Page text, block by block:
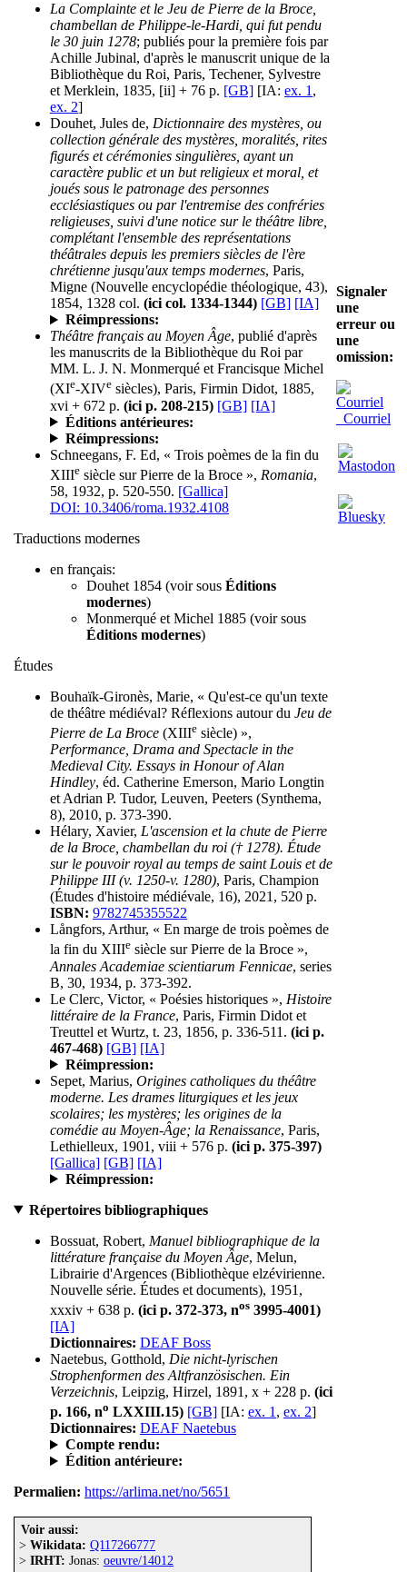
La Complainte et le Jeu de Pierre de la Broce,
chambellan de Philippe-le-Hardi, qui fut pendu
le 30 juin 1278; publiés pour la première fois par
Achille Jubinal, d'après le manuscrit unique de la
Bibliothèque du Roi, Paris, Techener, Sylvestre
et Merklein, 1835, [ii] + 76 p. [GB] [IA: ex. 1 ,
ex. 2]
Douhet, Jules de, Dictionnaire des mystères, ou
collection générale des mystères, moralités, rites
figurés et cérémonies singulières, ayant un
caractère public et un but religieux et moral, et
joués sous le patronage des personnes
ecclésiastiques ou par l'entremise des confréries
religieuses, suivi d'une notice sur le théâtre libre,
complétant l'ensemble des représentations
théâtrales depuis les premiers siècles de l'ère
chrétienne jusqu'aux temps modernes, Paris,
Migne (Nouvelle encyclopédie théologique, 43),
1854, 1328 col. (ici col. 1334-1344) [GB] [IA]
Réimpressions:
Théâtre français au Moyen Âge, publié d'après
les manuscrits de la Bibliothèque du Roi par
MM. L. J. N. Monmerqué et Francisque Michel
(XIe-XIVe siècles), Paris, Firmin Didot, 1885,
xvi + 672 p. (ici p. 208-215) [GB] [IA]
Éditions antérieures:
Réimpressions:
Schneegans, F. Ed, « Trois poèmes de la fin du
XIIIe siècle sur Pierre de la Broce », Romania,
58, 1932, p. 520-550. [Gallica]
DOI: 10.3406/roma.1932.4108
Traductions modernes
en français:
Douhet 1854 (voir sous Éditions
modernes)
Monmerqué et Michel 1885 (voir sous
Éditions modernes)
Études
Bouhaïk-Gironès, Marie, « Qu'est-ce qu'un texte
de théâtre médiéval? Réflexions autour du Jeu de
Pierre de La Broce (XIIIe siècle) »,
Performance, Drama and Spectacle in the
Medieval City. Essays in Honour of Alan
Hindley, éd. Catherine Emerson, Mario Longtin
et Adrian P. Tudor, Leuven, Peeters (Synthema,
8), 2010, p. 373-390.
Hélary, Xavier, L'ascension et la chute de Pierre
de la Broce, chambellan du roi († 1278). Étude
sur le pouvoir royal au temps de saint Louis et de
Philippe III (v. 1250-v. 1280), Paris, Champion
(Études d'histoire médiévale, 16), 2021, 520 p.
ISBN: 9782745355522
Långfors, Arthur, « En marge de trois poèmes de
la fin du XIIIe siècle sur Pierre de la Broce »,
Annales Academiae scientiarum Fennicae, series
B, 30, 1934, p. 373-392.
Le Clerc, Victor, « Poésies historiques », Histoire
littéraire de la France, Paris, Firmin Didot et
Treuttel et Wurtz, t. 23, 1856, p. 336-511. (ici p.
467-468) [GB] [IA]
Réimpression:
Sepet, Marius, Origines catholiques du théâtre
moderne. Les drames liturgiques et les jeux
scolaires; les mystères; les origines de la
comédie au Moyen-Âge; la Renaissance, Paris,
Lethielleux, 1901, viii + 576 p. (ici p. 375-397)
[Gallica] [GB] [IA]
Réimpression:
Répertoires bibliographiques
Bossuat, Robert, Manuel bibliographique de la
littérature française du Moyen Âge, Melun,
Librairie d'Argences (Bibliothèque elzévirienne.
Nouvelle série. Études et documents), 1951,
xxxiv + 638 p. (ici p. 372-373, nos 3995-4001)
[IA]
Dictionnaires: DEAF Boss
Naetebus, Gotthold, Die nicht-lyrischen
Strophenformen des Altfranzösischen. Ein
Verzeichnis, Leipzig, Hirzel, 1891, x + 228 p. (ici
p. 166, no LXXIII.15) [GB] [IA: ex. 1 , ex. 2]
Dictionnaires: DEAF Naetebus
Compte rendu:
Édition antérieure:
Permalien: https://arlima.net/no/5651
Voir aussi:
> Wikidata: Q117266777
> IRHT: Jonas: oeuvre/14012
Signaler
une
erreur ou
une
omission:
Courriel